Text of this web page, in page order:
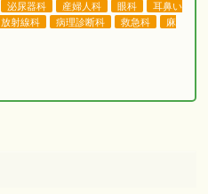
泌尿器科 産婦人科 眼科
耳鼻い
放射線科 病理診断科 救急科
麻